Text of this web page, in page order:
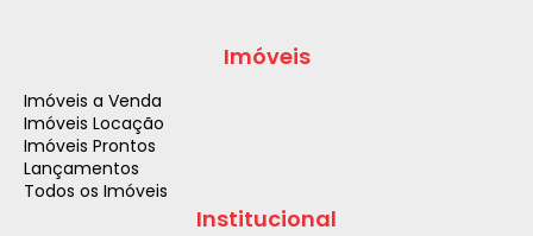
Imóveis
Imóveis a Venda
Imóveis Locação
Imóveis Prontos
Lançamentos
Todos os Imóveis
Institucional